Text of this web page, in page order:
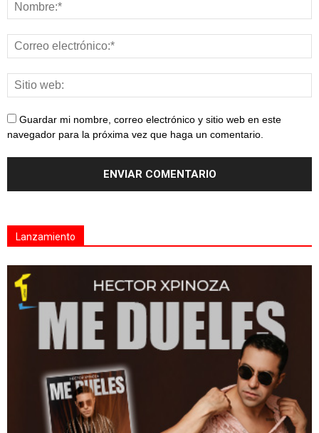
Guardar mi nombre, correo electrónico y sitio web en este
navegador para la próxima vez que haga un comentario.
Lanzamiento